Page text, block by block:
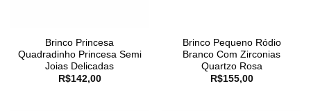
Brinco Princesa
Quadradinho Princesa Semi
Joias Delicadas
R$142,00
Brinco Pequeno Ródio
Branco Com Zirconias
Quartzo Rosa
R$155,00